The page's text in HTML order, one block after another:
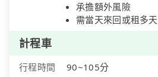
承擔額外風險
需當天來回或租多天
計程車
行程時間
90~105分